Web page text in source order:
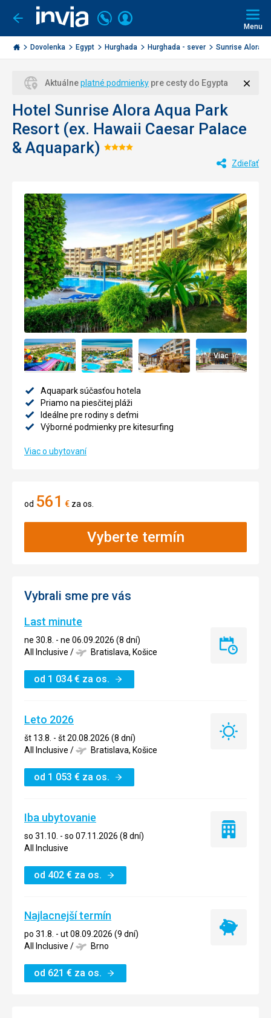
Ísť
späť
Invia.sk
Volajte
+421
2
3221
Prihlásiť
Menu
Dovolenka Egypt Hurghada Hurghada - sever Sunrise Alora
Aktuálneplatné podmienky pre cesty do Egypta
Hotel Sunrise Alora Aqua Park
Resort (ex. Hawaii Caesar Palace
& Aquapark) Hodnotenie:
Zdieľať
Viac
Aquapark súčasťou hotela
Priamo na piesčitej pláži
Ideálne pre rodiny s deťmi
Výborné podmienky pre kitesurfing
Viac o ubytovaní
od 561 € za os.
Vyberte termín
Vybrali sme pre vás
Last minute
ne 30.8. - ne 06.09.2026 (8 dní)
All Inclusive / Bratislava, Košice
od 1 034€ za os.
Last
Leto 2026
št 13.8. - št 20.08.2026 (8 dní)
All Inclusive / Bratislava, Košice
od 1 053 € za os.
Leto
Iba ubytovanie
so 31.10. - so 07.11.2026 (8 dní)
All Inclusive
od 402 € za os.
Iba
Najlacnejší termín
po 31.8. - ut 08.09.2026 (9 dní)
All Inclusive / Brno
od 621 € za os.
Najlacnejší